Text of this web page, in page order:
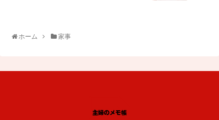
ホーム 家事